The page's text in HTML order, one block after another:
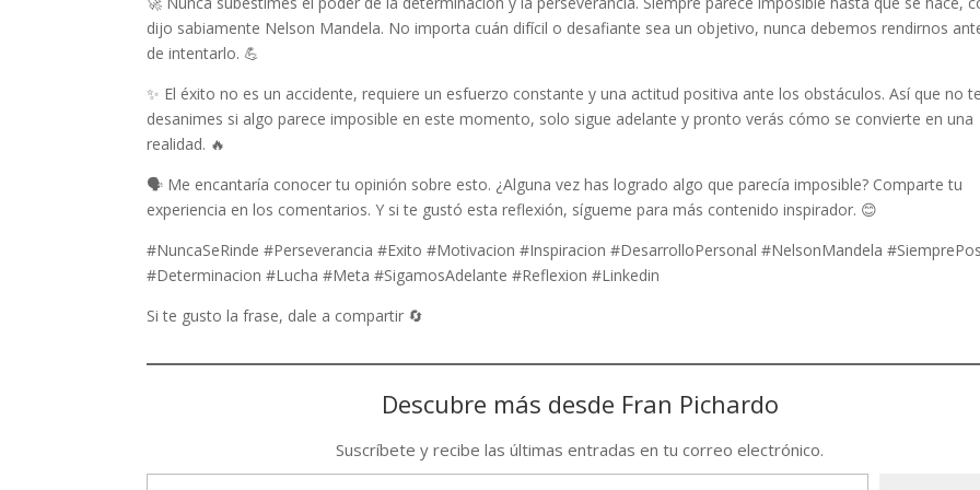
dijo sabiamente Nelson Mandela. No importa cuán difícil o desafiante sea un objetivo, nunca debemos rendirnos
de intentarlo. 💪
✨ El éxito no es un accidente, requiere un esfuerzo constante y una actitud positiva ante los obstáculos. Así que no te
desanimes si algo parece imposible en este momento, solo sigue adelante y pronto verás cómo se convierte en una
realidad. 🔥
🗣️ Me encantaría conocer tu opinión sobre esto. ¿Alguna vez has logrado algo que parecía imposible? Comparte tu
experiencia en los comentarios. Y si te gustó esta reflexión, sígueme para más contenido inspirador. 😊
#NuncaSeRinde #Perseverancia #Exito #Motivacion #Inspiracion #DesarrolloPersonal #NelsonMandela
#Determinacion #Lucha #Meta #SigamosAdelante #Reflexion #Linkedin
Si te gusto la frase, dale a compartir 🔄
Descubre más desde Fran Pichardo
Suscríbete y recibe las últimas entradas en tu correo electrónico.